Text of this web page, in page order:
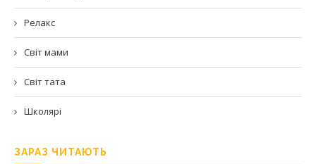
Релакс
Світ мами
Світ тата
Школярі
ЗАРАЗ ЧИТАЮТЬ